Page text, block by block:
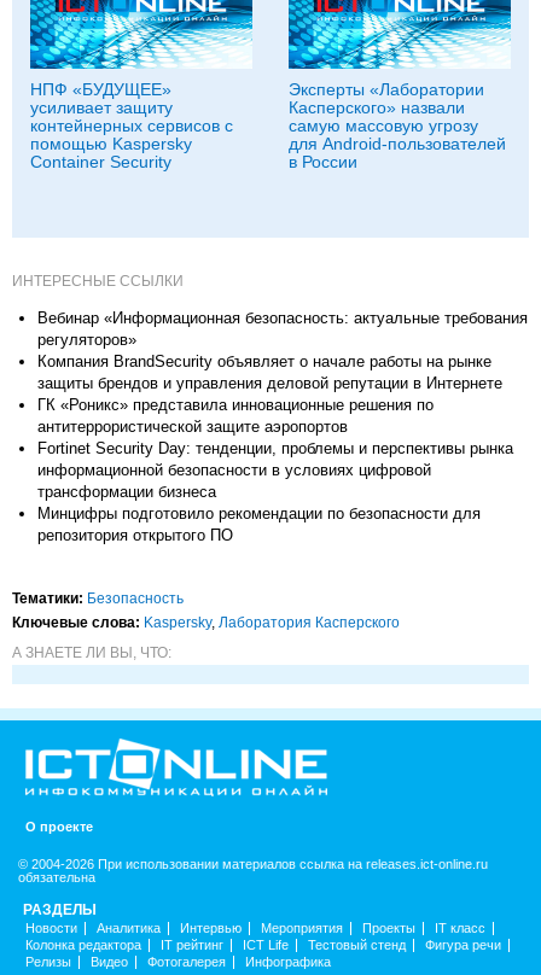
НПФ «БУДУЩЕЕ»
усиливает защиту
контейнерных сервисов с
помощью Kaspersky
Container Security
Эксперты «Лаборатории
Касперского» назвали
самую массовую угрозу
для Android-пользователей
в России
ИНТЕРЕСНЫЕ ССЫЛКИ
Вебинар «Информационная безопасность: актуальные требования
регуляторов»
Компания BrandSecurity объявляет о начале работы на рынке
защиты брендов и управления деловой репутации в Интернете
ГК «Роникс» представила инновационные решения по
антитеррористической защите аэропортов
Fortinet Security Day: тенденции, проблемы и перспективы рынка
информационной безопасности в условиях цифровой
трансформации бизнеса
Минцифры подготовило рекомендации по безопасности для
репозитория открытого ПО
Тематики: Безопасность
Ключевые слова: Kaspersky, Лаборатория Касперского
А ЗНАЕТЕ ЛИ ВЫ, ЧТО:
О проекте
© 2004-2026 При использовании материалов ссылка на releases.ict-online.ru
обязательна
РАЗДЕЛЫ
Новости Аналитика Интервью Мероприятия Проекты
IT класс
Колонка редактора
IT рейтинг ICT Life Тестовый стенд
Фигура речи
Релизы
Видео Фотогалерея Инфографика